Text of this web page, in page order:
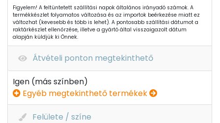
Figyelem! A feltüntetett szállítási napok általános irányadó számok. A
termékkészlet folyamatos változása és az importok beérkezése miatt ez
változhat (kevesebb és több is lehet). A pontosabb szállítási dátumot a
raktárkészlet ellenőrzése, illetve a gyártó által visszaigazolt dátum
alapján küldjük ki Önnek.
Átvételi ponton megtekinthető
Igen (más színben)
Egyéb megtekinthető termékek
Felülete / színe